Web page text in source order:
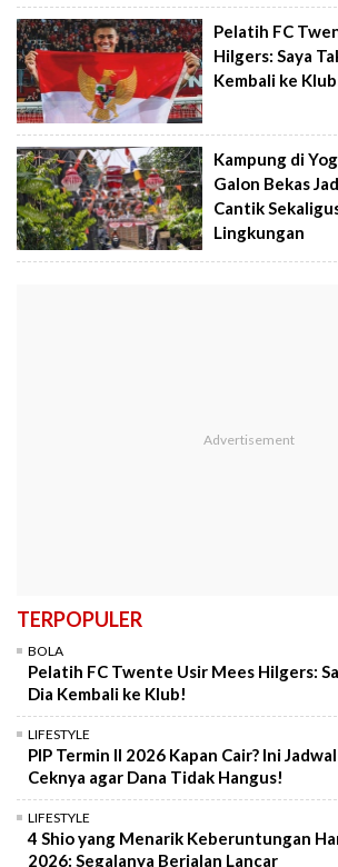
Pelatih FC
Hilgers: Saya
Kembali ke
Kampung di
Galon Bekas
Cantik
Lingkungan
TERPOPULER
BOLA
Pelatih FC Twente Usir Mees Hilgers:
Dia Kembali ke Klub!
LIFESTYLE
PIP Termin II 2026 Kapan Cair? Ini
Ceknya agar Dana Tidak Hangus!
LIFESTYLE
4 Shio yang Menarik Keberuntungan
2026: Segalanya Berjalan Lancar